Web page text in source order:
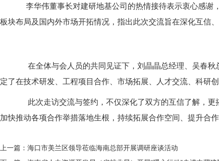
李华伟董事长对建研地基公司的热情接待表示衷心感谢，
板块布局及国内外市场开拓情况，指出此次交流旨在深化互信
在全体与会人员的共同见证下，刘晶晶总经理、吴春秋
定了在技术研发、工程项目合作、市场拓展、人才交流、科研
此次走访交流与签约，不仅深化了双方的互信了解，更
加快推动各项合作举措落地生根，持续拓展合作空间、提升合
上一篇： 海口市美兰区领导莅临海南总部开展调研座谈活动